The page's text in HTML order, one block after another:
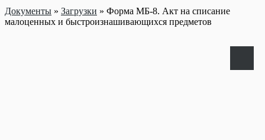
Документы » Загрузки » Форма МБ-8. Акт на списание
малоценных и быстроизнашивающихся предметов